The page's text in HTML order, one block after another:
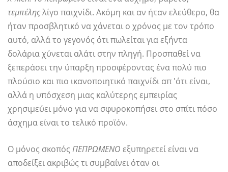
τεμπέληςλίγο παιχνίδι. Ακόμη και αν ήταν ελεύθερο, θα
ήταν προσβλητικό να χάνεται ο χρόνος με τον τρόπο
αυτό, αλλά το γεγονός ότι πωλείται για εξήντα
δολάρια χύνεται αλάτι στην πληγή. Προσπαθεί να
ξεπεράσει την ύπαρξη προσφέροντας ένα πολύ πιο
πλούσιο και πιο ικανοποιητικό παιχνίδι απ 'ότι είναι,
αλλά η υπόσχεση μιας καλύτερης εμπειρίας
χρησιμεύει μόνο για να σφυροκοπήσει στο σπίτι πόσο
άσχημα είναι το τελικό προϊόν.
Ο μόνος σκοπός ΠΕΠΡΩΜΕΝΟ εξυπηρετεί είναι να
αποδείξει ακριβώς τι συμβαίνει όταν οι